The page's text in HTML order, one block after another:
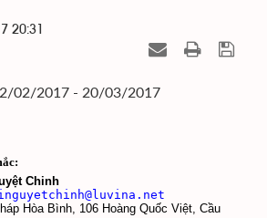
20:31
02/2017 - 20/03/2017
Chinh
Hòa Bình, 106 Hoàng Quốc Việt, Cầu